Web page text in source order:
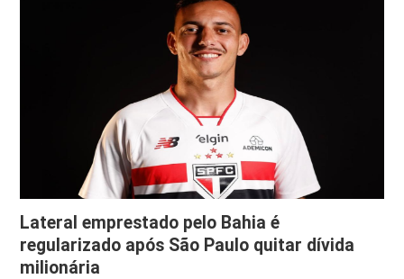
Lateral emprestado pelo Bahia é
regularizado após São Paulo quitar dívida
milionária